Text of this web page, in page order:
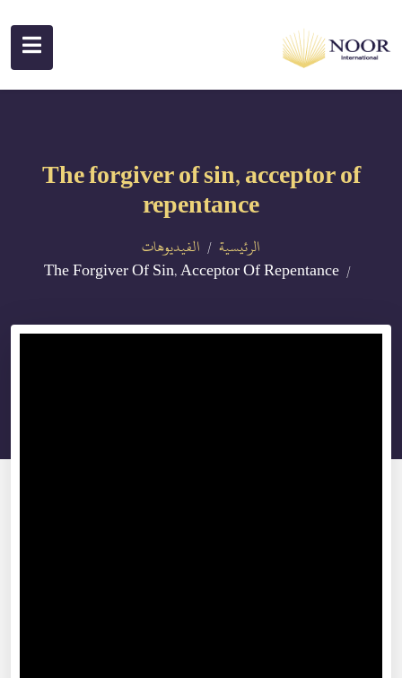
The forgiver of sin, acceptor of
repentance
الرئيسية
الفيديوهات
The Forgiver Of Sin, Acceptor Of Repentance